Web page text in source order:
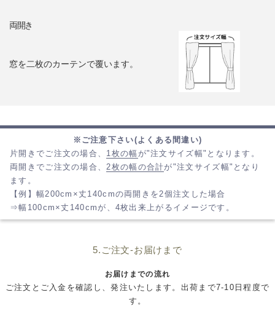
両開き
窓を二枚のカーテンで覆います。
※ご注意下さい(よくある間違い)
片開きでご注文の場合、 1枚の幅 が"注文サイズ幅"となります。
両開きでご注文の場合、2枚の幅の合計が"注文サイズ幅"となり
ます。
【例】幅200cm×丈140cmの両開きを2個注文した場合
⇒幅100cm×丈140cmが、4枚出来上がるイメージです。
5.ご注文-お届けまで
お届けまでの流れ
ご注文とご入金を確認し、発注いたします。出荷まで7-10日程度で
す。